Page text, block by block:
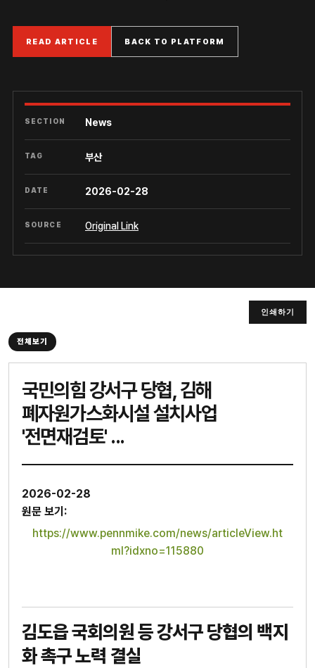
READ ARTICLE BACK TO PLATFORM
SECTION News
TAG 부산
DATE 2026-02-28
SOURCE Original Link
인쇄하기
전체보기
국민의힘 강서구 당협, 김해
폐자원가스화시설 설치사업
'전면재검토' ...
2026-02-28
원문 보기:
https://www.pennmike.com/news/articleView.ht
ml?idxno=115880
김도읍 국회의원 등 강서구 당협의 백지
화 촉구 노력 결실